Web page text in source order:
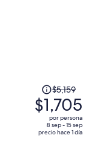
precio
era
$5,159
$5,159
$1,705
por persona
8 sep - 15 sep
precio hace 1 día